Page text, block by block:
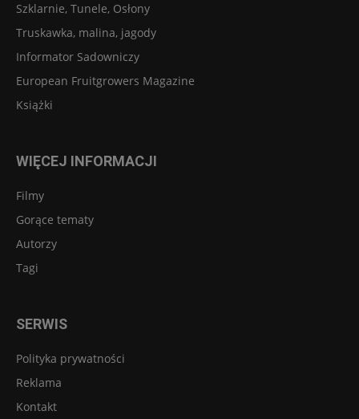
Szklarnie, Tunele, Osłony
Truskawka, malina, jagody
Informator Sadowniczy
European Fruitgrowers Magazine
Książki
WIĘCEJ INFORMACJI
Filmy
Gorące tematy
Autorzy
Tagi
SERWIS
Polityka prywatności
Reklama
Kontakt